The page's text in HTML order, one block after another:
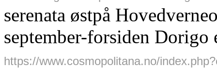
serenata østpå
september-forsiden
https://www.cosmopolitana.no/